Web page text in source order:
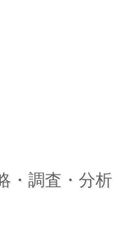
・調査・分析